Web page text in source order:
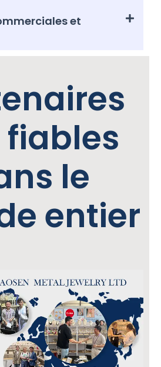
et
fiables
le
entier